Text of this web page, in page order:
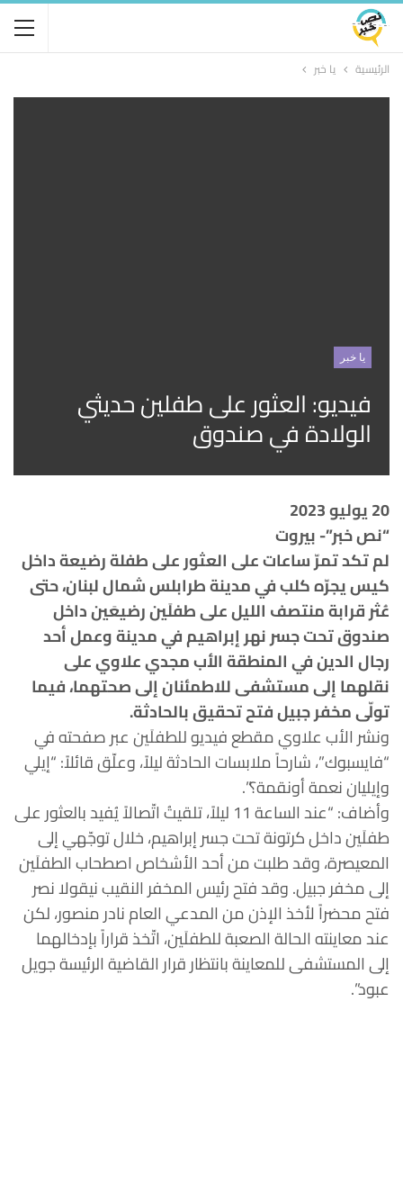
الرئيسية يا خبر
يا خبر
فيديو: العثور على طفلين حديثي
الولادة في صندوق
20 يوليو 2023
“نص خبر”- بيروت
لم تكد تمرّ ساعات على العثور على طفلة رضيعة داخل
كيس يجرّه كلب في مدينة طرابلس شمال لبنان، حتى
عُثر قرابة منتصف الليل على طفلَين رضيعَين داخل
صندوق تحت جسر نهر إبراهيم في مدينة وعمل أحد
رجال الدين في المنطقة الأب مجدي علاوي على
نقلهما إلى مستشفى للاطمئنان إلى صحتهما، فيما
تولّى مخفر جبيل فتح تحقيق بالحادثة.
ونشر الأب علاوي مقطع فيديو للطفلَين عبر صفحته في
“فايسبوك”، شارحاً ملابسات الحادثة ليلاً، وعلّق قائلاً: “إيلي
وإيليان نعمة أونقمة؟”.
وأضاف: “عند الساعة 11 ليلاً، تلقيتُ اتّصالاً يُفيد بالعثور على
طفلَين داخل كرتونة تحت جسر إبراهيم، خلال توجّهي إلى
المعيصرة، وقد طلبت من أحد الأشخاص اصطحاب الطفلَين
إلى مخفر جبيل. وقد فتح رئيس المخفر النقيب نيقولا نصر
فتح محضراً لأخذ الإذن من المدعي العام نادر منصور، لكن
عند معاينته الحالة الصعبة للطفلَين، اتّخذ قراراً بإدخالهما
إلى المستشفى للمعاينة بانتظار قرار القاضية الرئيسة جويل
عبود”.